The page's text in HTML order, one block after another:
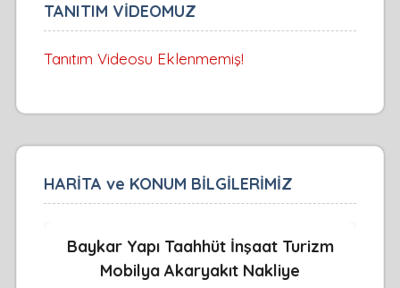
TANITIM VİDEOMUZ
Tanıtım Videosu Eklenmemiş!
HARİTA ve KONUM BİLGİLERİMİZ
Baykar Yapı Taahhüt İnşaat Turizm
Mobilya Akaryakıt Nakliye